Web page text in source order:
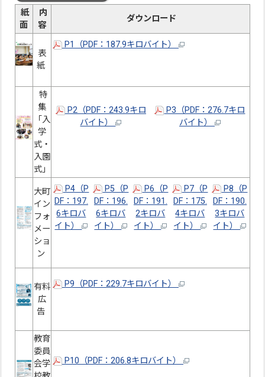
紙
面
内
容
ダウンロード
表
紙
P1（PDF：187.9キロバイト）
特
集
「入
学
式・
入園
式」
P2（PDF：243.9キロ
バイト）
P3（PDF：276.7キロ
バイト）
大町
イン
フォ
メー
ショ
ン
P4（P
DF：197.
6キロバ
イト）
P5（P
DF：196.
6キロバ
イト）
P6（P
DF：191.
2キロバ
イト）
P7（P
DF：175.
4キロバ
イト）
P8（P
DF：190.
3キロバ
イト）
有料
広
告
P9（PDF：229.7キロバイト）
教育
委員
会学
P10（PDF：206.8キロバイト）